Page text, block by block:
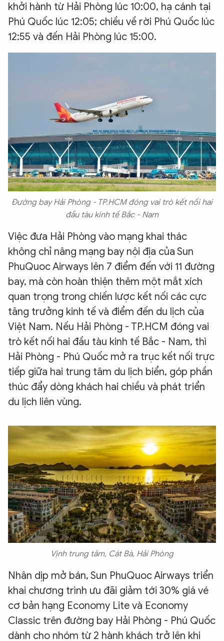
khởi hành từ Hải Phòng lúc 10:00, hạ cánh tại
Phú Quốc lúc 12:05; chiều về rời Phú Quốc lúc
12:55 và đến Hải Phòng lúc 15:00.
Đường bay Hải Phòng - TP.HCM đóng vai trò kết nối hai
đầu tàu kinh tế Bắc - Nam
Việc đưa Hải Phòng vào mạng khai thác
không chỉ nâng mạng bay nội địa của Sun
PhuQuoc Airways lên 7 điểm đến với 11 đường
bay, mà còn hoàn thiện thêm một mắt xích
quan trọng trong chiến lược kết nối các cực
tăng trưởng kinh tế và điểm đến du lịch của
Việt Nam. Nếu Hải Phòng - TP.HCM đóng vai
trò kết nối hai đầu tàu kinh tế Bắc - Nam, thì
Hải Phòng - Phú Quốc mở ra trục kết nối trực
tiếp giữa hai trung tâm du lịch biển, góp phần
thúc đẩy dòng khách hai chiều và phát triển
du lịch liên vùng.
Vịnh trung tâm, Cát Bà, Hải Phòng
Nhân dịp mở bán, Sun PhuQuoc Airways triển
khai chương trình ưu đãi giảm tới 30% giá vé
cơ bản hạng Economy Lite và Economy
Classic trên đường bay Hải Phòng - Phú Quốc
dành cho nhóm từ 2 hành khách trở lên khi